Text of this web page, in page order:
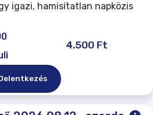
igazi, hamisítatlan napközis
4.500 Ft